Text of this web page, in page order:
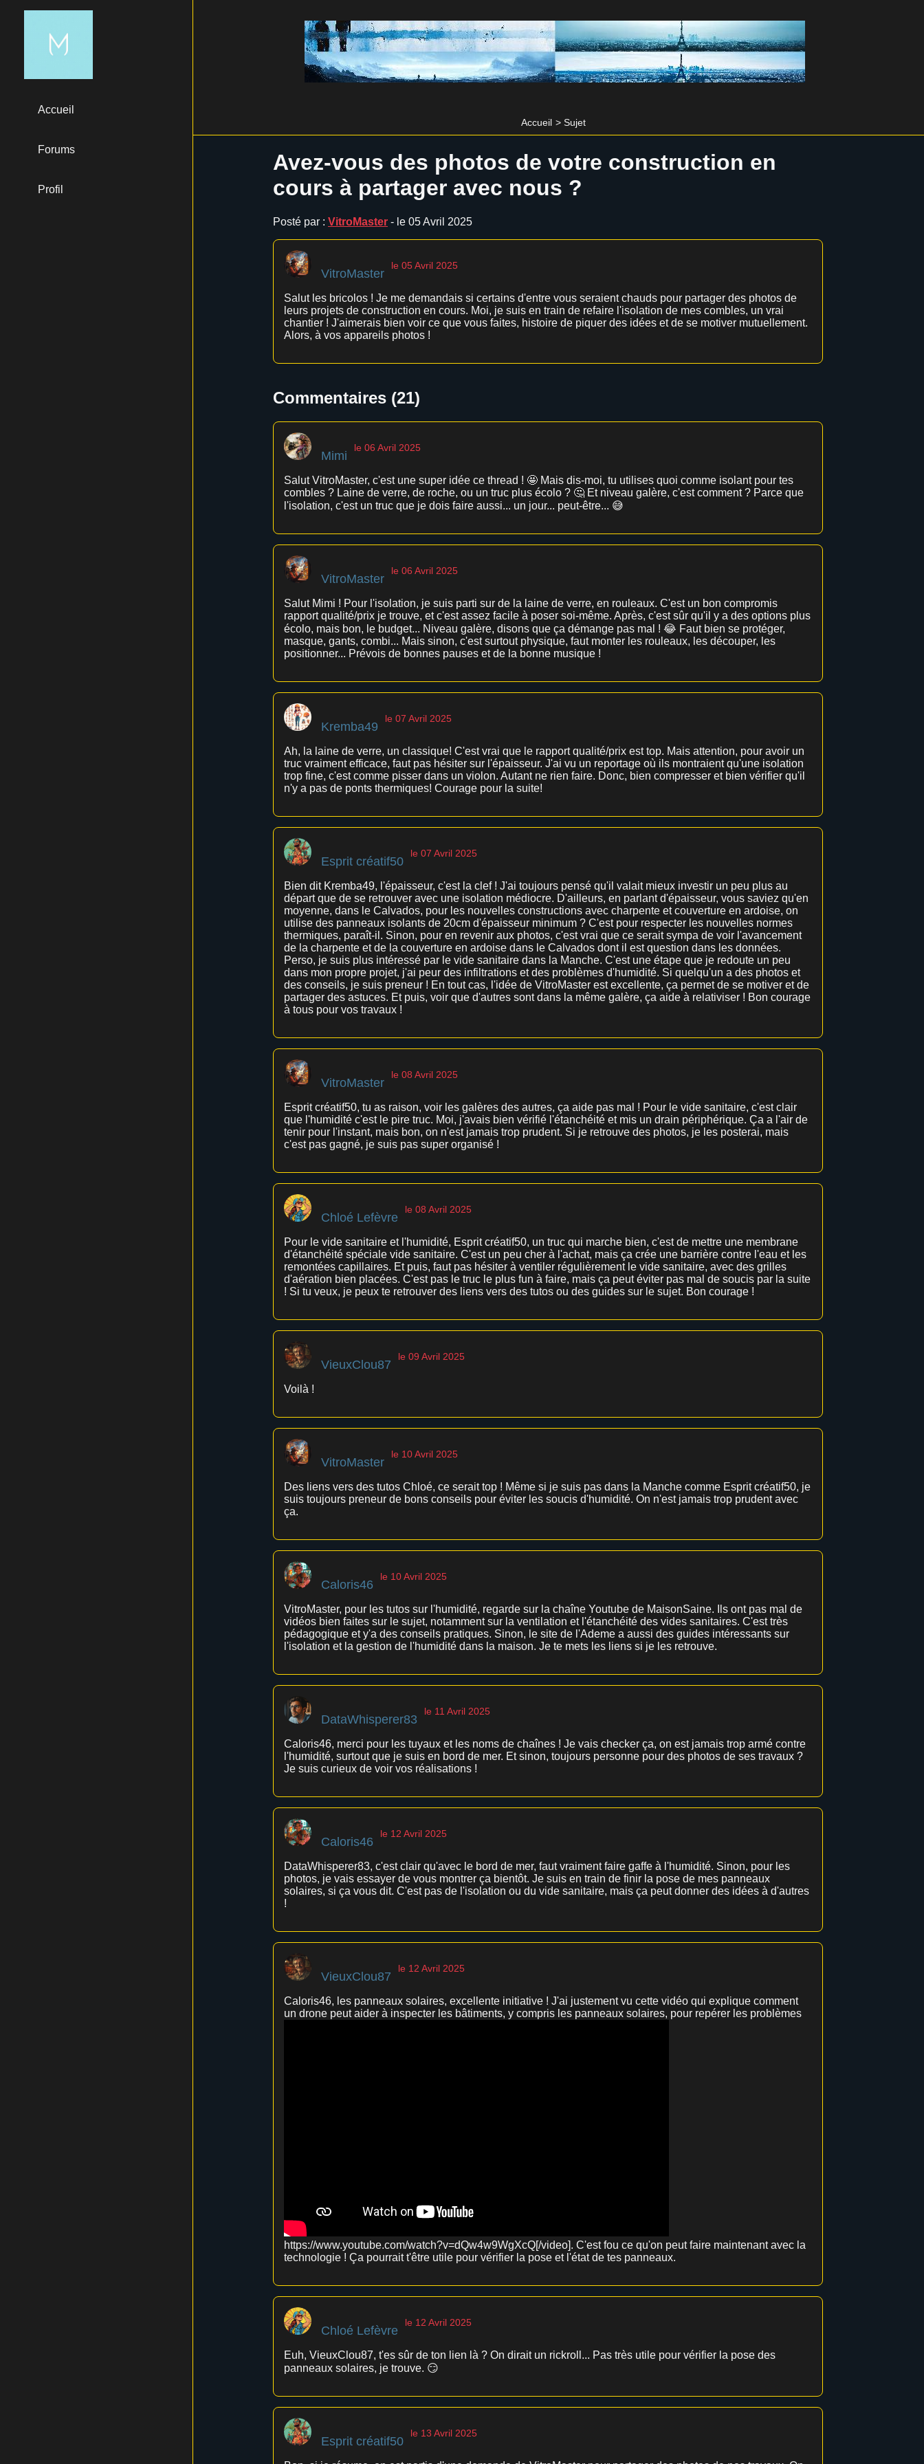
Accueil > Sujet
Accueil
Forums
Profil
Avez-vous des photos de votre construction en
cours à partager avec nous ?
Posté par : VitroMaster - le 05 Avril 2025
VitroMaster
le 05 Avril 2025
Salut les bricolos ! Je me demandais si certains d'entre vous seraient chauds pour partager des photos de
leurs projets de construction en cours. Moi, je suis en train de refaire l'isolation de mes combles, un vrai
chantier ! J'aimerais bien voir ce que vous faites, histoire de piquer des idées et de se motiver mutuellement.
Alors, à vos appareils photos !
Commentaires (21)
Mimi
le 06 Avril 2025
Salut VitroMaster, c'est une super idée ce thread ! 🤩 Mais dis-moi, tu utilises quoi comme isolant pour tes
combles ? Laine de verre, de roche, ou un truc plus écolo ? 🤔 Et niveau galère, c'est comment ? Parce que
l'isolation, c'est un truc que je dois faire aussi... un jour... peut-être... 😅
VitroMaster
le 06 Avril 2025
Salut Mimi ! Pour l'isolation, je suis parti sur de la laine de verre, en rouleaux. C'est un bon compromis
rapport qualité/prix je trouve, et c'est assez facile à poser soi-même. Après, c'est sûr qu'il y a des options plus
écolo, mais bon, le budget... Niveau galère, disons que ça démange pas mal ! 😂 Faut bien se protéger,
masque, gants, combi... Mais sinon, c'est surtout physique, faut monter les rouleaux, les découper, les
positionner... Prévois de bonnes pauses et de la bonne musique !
Kremba49
le 07 Avril 2025
Ah, la laine de verre, un classique! C'est vrai que le rapport qualité/prix est top. Mais attention, pour avoir un
truc vraiment efficace, faut pas hésiter sur l'épaisseur. J'ai vu un reportage où ils montraient qu'une isolation
trop fine, c'est comme pisser dans un violon. Autant ne rien faire. Donc, bien compresser et bien vérifier qu'il
n'y a pas de ponts thermiques! Courage pour la suite!
Esprit créatif50
le 07 Avril 2025
Bien dit Kremba49, l'épaisseur, c'est la clef ! J'ai toujours pensé qu'il valait mieux investir un peu plus au
départ que de se retrouver avec une isolation médiocre. D'ailleurs, en parlant d'épaisseur, vous saviez qu'en
moyenne, dans le Calvados, pour les nouvelles constructions avec charpente et couverture en ardoise, on
utilise des panneaux isolants de 20cm d'épaisseur minimum ? C'est pour respecter les nouvelles normes
thermiques, paraît-il. Sinon, pour en revenir aux photos, c'est vrai que ce serait sympa de voir l'avancement
de la charpente et de la couverture en ardoise dans le Calvados dont il est question dans les données.
Perso, je suis plus intéressé par le vide sanitaire dans la Manche. C'est une étape que je redoute un peu
dans mon propre projet, j'ai peur des infiltrations et des problèmes d'humidité. Si quelqu'un a des photos et
des conseils, je suis preneur ! En tout cas, l'idée de VitroMaster est excellente, ça permet de se motiver et de
partager des astuces. Et puis, voir que d'autres sont dans la même galère, ça aide à relativiser ! Bon courage
à tous pour vos travaux !
VitroMaster
le 08 Avril 2025
Esprit créatif50, tu as raison, voir les galères des autres, ça aide pas mal ! Pour le vide sanitaire, c'est clair
que l'humidité c'est le pire truc. Moi, j'avais bien vérifié l'étanchéité et mis un drain périphérique. Ça a l'air de
tenir pour l'instant, mais bon, on n'est jamais trop prudent. Si je retrouve des photos, je les posterai, mais
c'est pas gagné, je suis pas super organisé !
Chloé Lefèvre
le 08 Avril 2025
Pour le vide sanitaire et l'humidité, Esprit créatif50, un truc qui marche bien, c'est de mettre une membrane
d'étanchéité spéciale vide sanitaire. C'est un peu cher à l'achat, mais ça crée une barrière contre l'eau et les
remontées capillaires. Et puis, faut pas hésiter à ventiler régulièrement le vide sanitaire, avec des grilles
d'aération bien placées. C'est pas le truc le plus fun à faire, mais ça peut éviter pas mal de soucis par la suite
! Si tu veux, je peux te retrouver des liens vers des tutos ou des guides sur le sujet. Bon courage !
VieuxClou87
le 09 Avril 2025
Voilà !
VitroMaster
le 10 Avril 2025
Des liens vers des tutos Chloé, ce serait top ! Même si je suis pas dans la Manche comme Esprit créatif50, je
suis toujours preneur de bons conseils pour éviter les soucis d'humidité. On n'est jamais trop prudent avec
ça.
Caloris46
le 10 Avril 2025
VitroMaster, pour les tutos sur l'humidité, regarde sur la chaîne Youtube de MaisonSaine. Ils ont pas mal de
vidéos bien faites sur le sujet, notamment sur la ventilation et l'étanchéité des vides sanitaires. C'est très
pédagogique et y'a des conseils pratiques. Sinon, le site de l'Ademe a aussi des guides intéressants sur
l'isolation et la gestion de l'humidité dans la maison. Je te mets les liens si je les retrouve.
DataWhisperer83
le 11 Avril 2025
Caloris46, merci pour les tuyaux et les noms de chaînes ! Je vais checker ça, on est jamais trop armé contre
l'humidité, surtout que je suis en bord de mer. Et sinon, toujours personne pour des photos de ses travaux ?
Je suis curieux de voir vos réalisations !
Caloris46
le 12 Avril 2025
DataWhisperer83, c'est clair qu'avec le bord de mer, faut vraiment faire gaffe à l'humidité. Sinon, pour les
photos, je vais essayer de vous montrer ça bientôt. Je suis en train de finir la pose de mes panneaux
solaires, si ça vous dit. C'est pas de l'isolation ou du vide sanitaire, mais ça peut donner des idées à d'autres
!
VieuxClou87
le 12 Avril 2025
Caloris46, les panneaux solaires, excellente initiative ! J'ai justement vu cette vidéo qui explique comment
un drone peut aider à inspecter les bâtiments, y compris les panneaux solaires, pour repérer les problèmes
https://www.youtube.com/watch?v=dQw4w9WgXcQ[/video]. C'est fou ce qu'on peut faire maintenant avec la
technologie ! Ça pourrait t'être utile pour vérifier la pose et l'état de tes panneaux.
Chloé Lefèvre
le 12 Avril 2025
Euh, VieuxClou87, t'es sûr de ton lien là ? On dirait un rickroll... Pas très utile pour vérifier la pose des
panneaux solaires, je trouve. 😏
Esprit créatif50
le 13 Avril 2025